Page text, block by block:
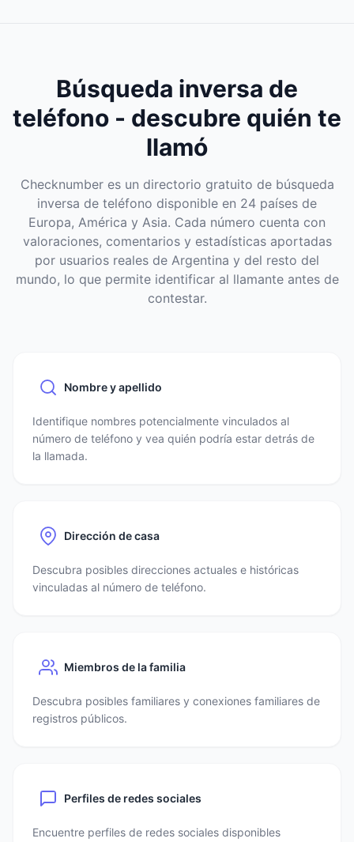
Búsqueda inversa de
teléfono - descubre quién te
llamó
Checknumber es un directorio gratuito de búsqueda
inversa de teléfono disponible en 24 países de
Europa, América y Asia. Cada número cuenta con
valoraciones, comentarios y estadísticas aportadas
por usuarios reales de Argentina y del resto del
mundo, lo que permite identificar al llamante antes de
contestar.
Nombre y apellido
Identifique nombres potencialmente vinculados al
número de teléfono y vea quién podría estar detrás de
la llamada.
Dirección de casa
Descubra posibles direcciones actuales e históricas
vinculadas al número de teléfono.
Miembros de la familia
Descubra posibles familiares y conexiones familiares de
registros públicos.
Perfiles de redes sociales
Encuentre perfiles de redes sociales disponibles